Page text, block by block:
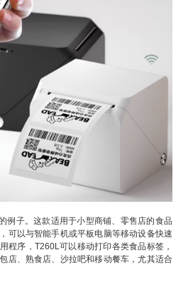
例子。这款适用于小型商铺、零售店的食品
可以与智能手机或平板电脑等移动设备快速
程序，T260L可以移动打印各类食品标签，
店、熟食店、沙拉吧和移动餐车，尤其适合